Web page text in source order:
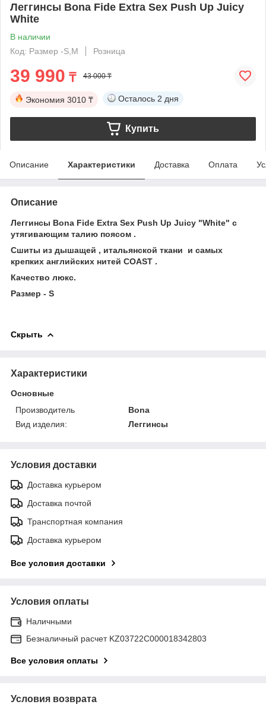
Леггинсы Bona Fide Extra Sex Push Up Juicy
White
В наличии
Код: Размер -S,M
Розница
39 990 ₸ 43 000 ₸
Экономия 3010 ₸ Осталось 2 дня
Купить
Описание Характеристики Доставка Оплата
Описание
Леггинсы Bona Fide Extra Sex Push Up Juicy "White" c
утягивающим талию поясом .
Сшиты из дышащей , итальянской ткани и самых
крепких английских нитей СOAST .
Качество люкс.
Размер - S
Скрыть
Характеристики
Основные
Производитель
Bona
Вид изделия:
Леггинсы
Условия доставки
Доставка курьером
Доставка почтой
Транспортная компания
Доставка курьером
Все условия доставки
Условия оплаты
Наличными
Безналичный расчет KZ03722C000018342803
Все условия оплаты
Условия возврата